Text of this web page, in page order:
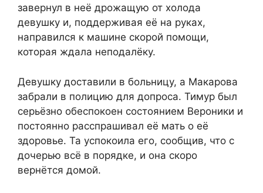
завернул в неё дрожащую от холода
девушку и, поддерживая её на руках,
направился к машине скорой помощи,
которая ждала неподалёку.
Девушку доставили в больницу, а Макарова
забрали в полицию для допроса. Тимур был
серьёзно обеспокоен состоянием Вероники и
постоянно расспрашивал её мать о её
здоровье. Та успокоила его, сообщив, что с
дочерью всё в порядке, и она скоро
вернётся домой.